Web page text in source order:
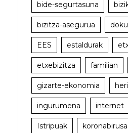
bide-segurtasuna
bizitza-asegurua
EES estaldurak
etxebizitza familian
gizarte-ekonomia
ingurumena internet
Istripuak koronabirusa